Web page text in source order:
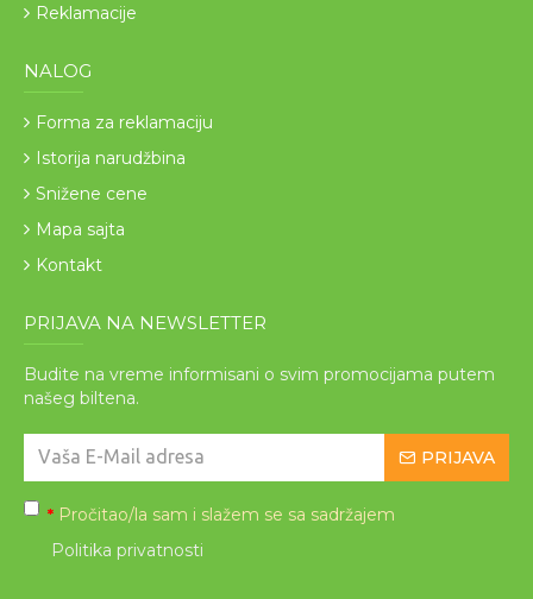
Reklamacije
NALOG
Forma za reklamaciju
Istorija narudžbina
Snižene cene
Mapa sajta
Kontakt
PRIJAVA NA NEWSLETTER
Budite na vreme informisani o svim promocijama putem
našeg biltena.
PRIJAVA
* Pročitao/la sam i slažem se sa sadržajem
Politika privatnosti